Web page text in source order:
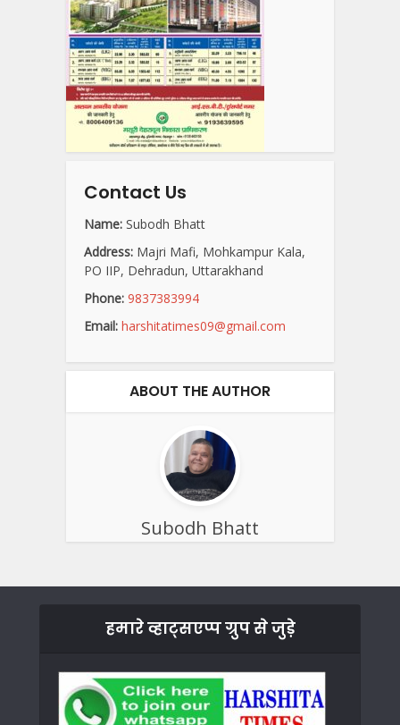
Contact Us
Name: Subodh Bhatt
Address: Majri Mafi, Mohkampur Kala,
PO IIP, Dehradun, Uttarakhand
Phone: 9837383994
Email: harshitatimes09@gmail.com
ABOUT THE AUTHOR
Subodh Bhatt
हमारे व्हाट्सएप्प ग्रुप से जुड़े